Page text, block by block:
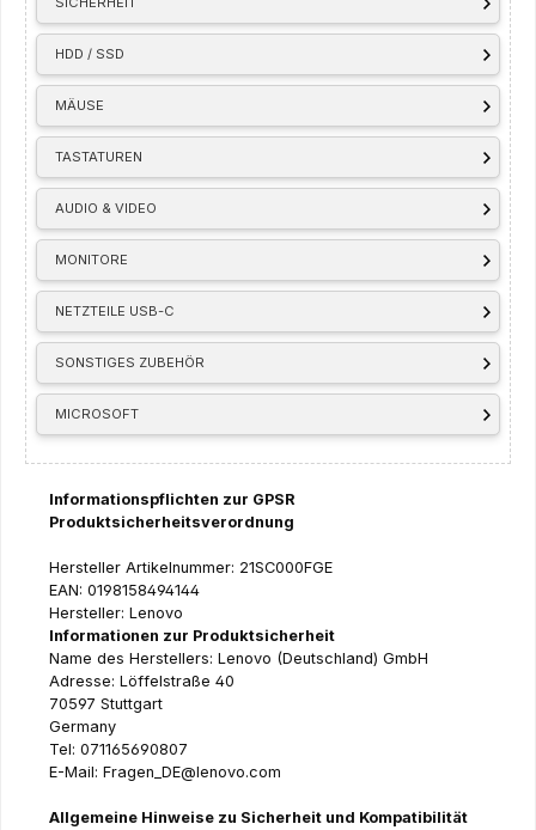
HDD / SSD
MÄUSE
TASTATUREN
AUDIO & VIDEO
MONITORE
NETZTEILE USB-C
SONSTIGES ZUBEHÖR
MICROSOFT
Informationspflichten zur GPSR
Produktsicherheitsverordnung
Hersteller Artikelnummer: 21SC000FGE
EAN: 0198158494144
Hersteller: Lenovo
Informationen zur Produktsicherheit
Name des Herstellers: Lenovo (Deutschland) GmbH
Adresse: Löffelstraße 40
70597 Stuttgart
Germany
Tel: 071165690807
E-Mail: Fragen_DE@lenovo.com
Allgemeine Hinweise zu Sicherheit und Kompatibilität